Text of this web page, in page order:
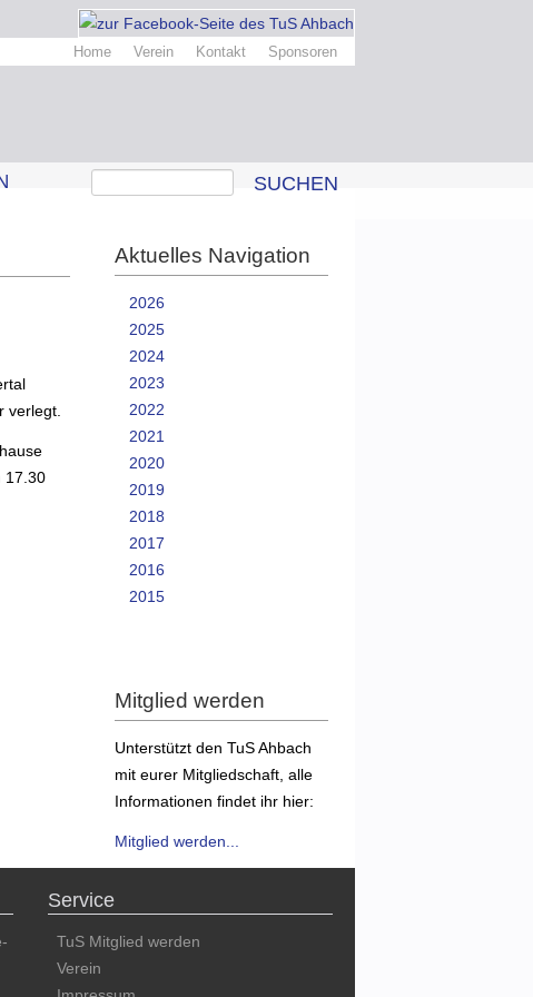
Home Verein Kontakt Sponsoren
SUCHEN
verlegt.
17.30
Aktuelles Navigation
2026
2025
2024
2023
2022
2021
2020
2019
2018
2017
2016
2015
Mitglied werden
Unterstützt den TuS Ahbach
mit eurer Mitgliedschaft, alle
Informationen findet ihr hier:
Mitglied werden...
Service
TuS Mitglied werden
Verein